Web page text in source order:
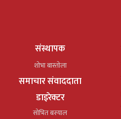
संस्थापक
शोभा बास्तोला
समाचार संवाददाता
डाइरेक्टर
सोभित बस्याल